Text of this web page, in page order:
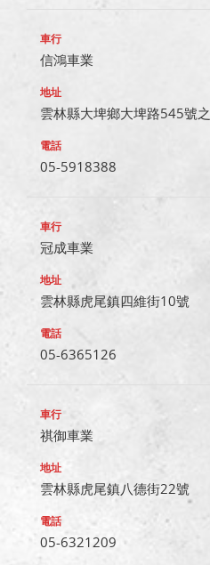
信鴻車業
雲林縣大埤鄉大埤路545號
05-5918388
冠成車業
雲林縣虎尾鎮四維街10號
05-6365126
祺御車業
雲林縣虎尾鎮八德街22號
05-6321209